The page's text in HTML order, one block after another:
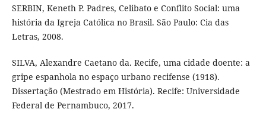
SERBIN, Keneth P. Padres, Celibato e Conflito Social: uma
história da Igreja Católica no Brasil. São Paulo: Cia das
Letras, 2008.
SILVA, Alexandre Caetano da. Recife, uma cidade doente: a
gripe espanhola no espaço urbano recifense (1918).
Dissertação (Mestrado em História). Recife: Universidade
Federal de Pernambuco, 2017.